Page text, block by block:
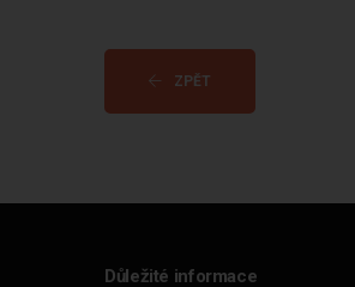
ZPĚT
Důležité informace